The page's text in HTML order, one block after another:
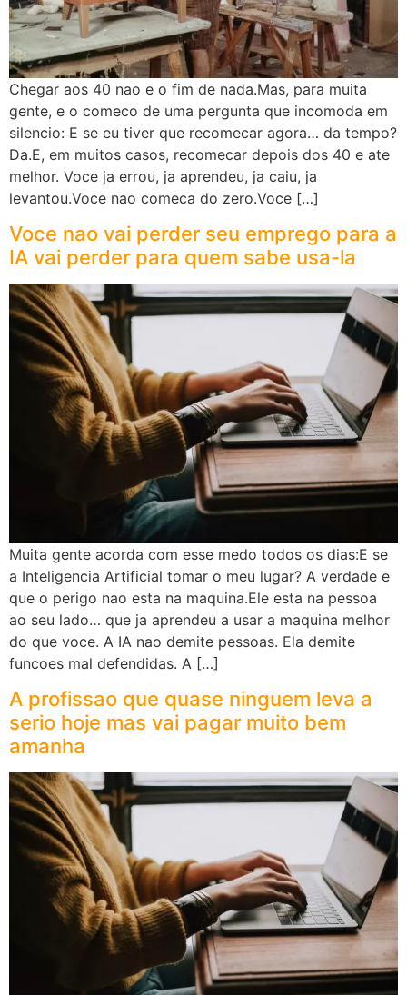
Chegar aos 40 nao e o fim de nada.Mas, para muita
gente, e o comeco de uma pergunta que incomoda em
silencio: E se eu tiver que recomecar agora… da tempo?
Da.E, em muitos casos, recomecar depois dos 40 e ate
melhor. Voce ja errou, ja aprendeu, ja caiu, ja
levantou.Voce nao comeca do zero.Voce […]
Voce nao vai perder seu emprego para a
IA vai perder para quem sabe usa-la
Muita gente acorda com esse medo todos os dias:E se
a Inteligencia Artificial tomar o meu lugar? A verdade e
que o perigo nao esta na maquina.Ele esta na pessoa
ao seu lado… que ja aprendeu a usar a maquina melhor
do que voce. A IA nao demite pessoas. Ela demite
funcoes mal defendidas. A […]
A profissao que quase ninguem leva a
serio hoje mas vai pagar muito bem
amanha